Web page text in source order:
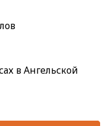
в Ангельской